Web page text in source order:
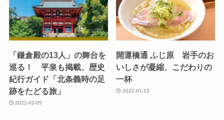
「鎌倉殿の13人」の舞台を
巡る！ 平泉も掲載、歴史
紀行ガイド「北条義時の足
跡をたどる旅」
2022-02-05
開運橋通 ふじ原 岩手のお
いしさが凝縮、こだわりの
一杯
2022-01-15